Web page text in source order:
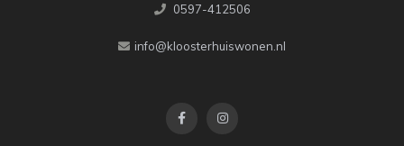
0597-412506
info@kloosterhuiswonen.nl